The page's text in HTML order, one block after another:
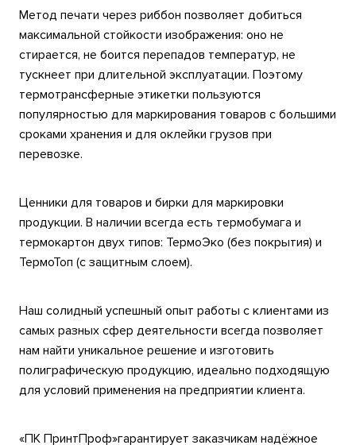
Метод печати через риббон позволяет добиться
максимальной стойкости изображения: оно не
стирается, не боится перепадов температур, не
тускнеет при длительной эксплуатации. Поэтому
термотрансферные этикетки пользуются
популярностью для маркирования товаров с большими
сроками хранения и для оклейки грузов при
перевозке.
Ценники для товаров и бирки для маркировки
продукции. В наличии всегда есть термобумага и
термокартон двух типов: ТермоЭко (без покрытия) и
ТермоТоп (с защитным слоем).
Наш солидный успешный опыт работы с клиентами из
самых разных сфер деятельности всегда позволяет
нам найти уникальное решение и изготовить
полиграфическую продукцию, идеально подходящую
для условий применения на предприятии клиента.
«ПК ПринтПроф»гарантирует заказчикам надёжное